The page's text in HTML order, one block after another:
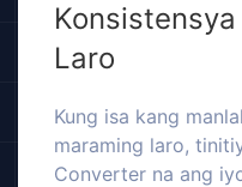
Konsistensya
Laro
Kung isa kang
maraming laro,
Converter na ang